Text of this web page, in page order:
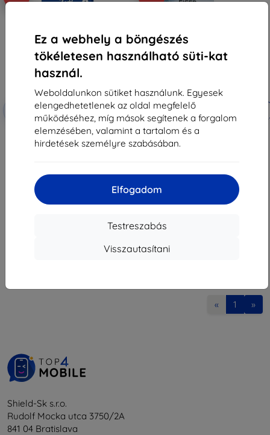
Ez a webhely a böngészés
tökéletesen használható süti-kat
használ.
Weboldalunkon sütiket használunk. Egyesek
elengedhetetlenek az oldal megfelelő
működéséhez, míg mások segítenek a forgalom
elemzésében, valamint a tartalom és a
hirdetések személyre szabásában.
Elfogadom
Testreszabás
Visszautasítani
Kedvezmény
kuponnal
EXTRA10
3MK HardGlass Max Lite Oppo
Reno 8 Lite 5G fekete Fullscreen
Glass Lite (5903108497718)
2 421 Ft
Utolsó darab raktáron
-10%
Kedvezmény
kuponnal
Eiger Mountain Glass 2.5D
kijelzővédő üveg Oppo Reno 8
Lite készülékhez
2 421 Ft
« 1 »
Shield-Sk s.r.o.
Rudolf Mocka utca 3750/2A
841 04 Bratislava